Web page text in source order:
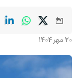
20 مهر 1404